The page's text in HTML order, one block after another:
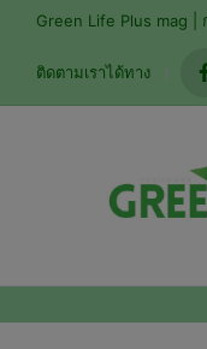
Green Life Plus mag
ติดตามเราได้ทาง